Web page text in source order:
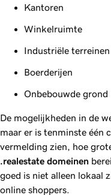
Kantoren
Winkelruimte
Industriële terreinen
Boerderijen
Onbebouwde grond
De mogelijkheden in de
maar er is tenminste één
vermelding zien, hoe
.realestate domeinen
goed is niet alleen lokaal
online shoppers.